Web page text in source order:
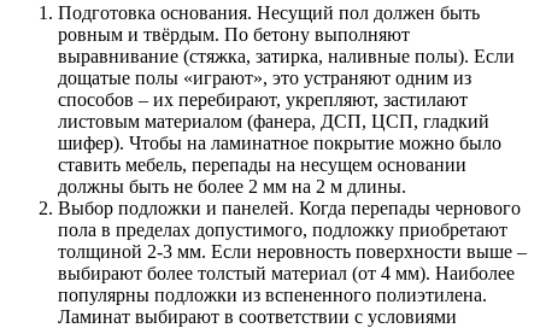
Подготовка основания. Несущий пол должен быть
ровным и твёрдым. По бетону выполняют
выравнивание (стяжка, затирка, наливные полы). Если
дощатые полы «играют», это устраняют одним из
способов – их перебирают, укрепляют, застилают
листовым материалом (фанера, ДСП, ЦСП, гладкий
шифер). Чтобы на ламинатное покрытие можно было
ставить мебель, перепады на несущем основании
должны быть не более 2 мм на 2 м длины.
Выбор подложки и панелей. Когда перепады чернового
пола в пределах допустимого, подложку приобретают
толщиной 2-3 мм. Если неровность поверхности выше –
выбирают более толстый материал (от 4 мм). Наиболее
популярны подложки из вспененного полиэтилена.
Ламинат выбирают в соответствии с условиями